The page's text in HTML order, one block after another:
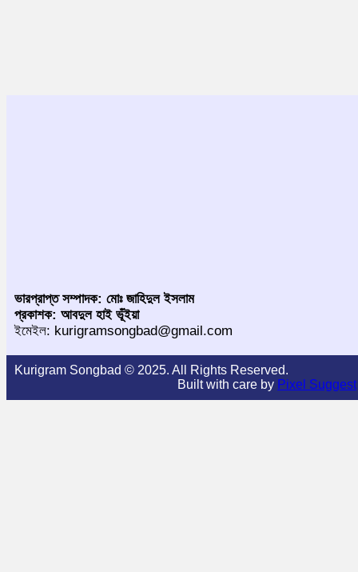
ভারপ্রাপ্ত সম্পাদক: মোঃ জাহিদুল ইসলাম
প্রকাশক: আবদুল হাই ভূঁইয়া
ইমেইল: kurigramsongbad@gmail.com
Kurigram Songbad © 2025. All Rights Reserved.
Built with care by Pixel Suggest